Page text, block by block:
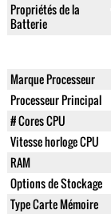
Propriétés de la
Batterie
Marque Processeur
Processeur Principal
# Cores CPU
Vitesse horloge CPU
RAM
Options de Stockage
Type Carte Mémoire